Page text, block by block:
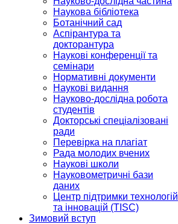
Наукова бібліотека
Ботанічний сад
Аспірантура та
докторантура
Наукові конференції та
семінари
Нормативні документи
Наукові видання
Науково-дослідна робота
студентів
Докторські спеціалізовані
ради
Перевірка на плагіат
Рада молодих вчених
Наукові школи
Науковометричні бази
даних
Центр підтримки технологій
та інновацій (TISC)
Зимовий вступ